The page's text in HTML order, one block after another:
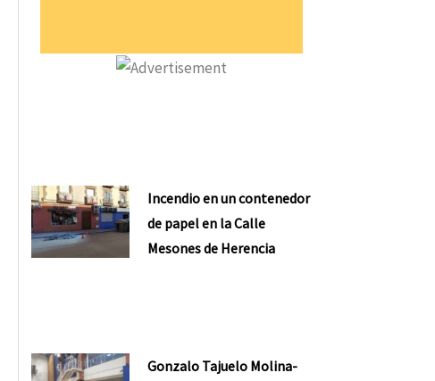
Incendio en un contenedor
de papel en la Calle
Mesones de Herencia
Gonzalo Tajuelo Molina-